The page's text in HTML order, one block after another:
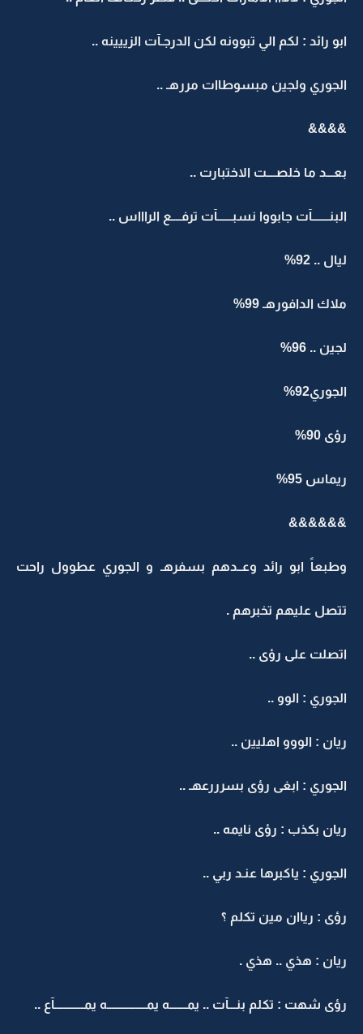
ابو رائد : لكم الي تبوونه لكن الدرجـآت الزييينه ..
الجوري ولجين مبسوطاات مررهـ ..
&&&&
بعـــد ما خلصــــت الاختبارت ..
البنـــــــآت جابووا نسبــــــآت ترفــــع الراااس ..
ليال .. 92%
ملاك الدافورهـ 99%
لجين .. 96%
الجوري92%
رؤى 90%
ريماس 95%
&&&&&&
وطبعاً ابو رائد وعــدهم بسفرهـ و الجوري عطوول راحت
تتصل عليهم تخبرهم .
اتصلت على رؤى ..
الجوري : الوو ..
ريان : الووو اهليين ..
الجوري : ابغى رؤى بسرررعهـ ..
ريان بكذب : رؤى نايمه ..
الجوري : ياكبرها عنـد ربي ..
رؤى : رياان مين تكلم ؟
ريان : هذي .. هذي .
رؤى شهت : تكلم بنـــآت .. يمـــــــه يمــــــــــــــــه يمــــــــــــآع ..